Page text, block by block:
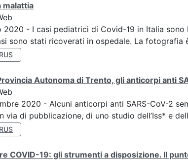
malattia
2020 - I casi pediatrici di Covid-19 in Italia sono
sono stati ricoverati in ospedale. La fotografia
Autonoma di Trento, gli anticorpi anti
2020 - Alcuni anticorpi anti SARS-CoV-2
via di pubblicazione, di uno studio dell’Iss* e
COVID-19: gli strumenti a disposizione. Il